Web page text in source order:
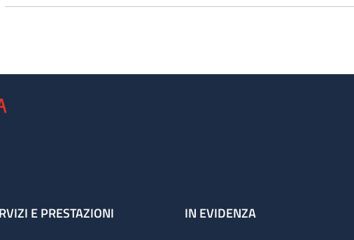
presso gli Ambulatori Epatologici e Chirurgici del Pad 28
E PRESTAZIONI IN EVIDENZA